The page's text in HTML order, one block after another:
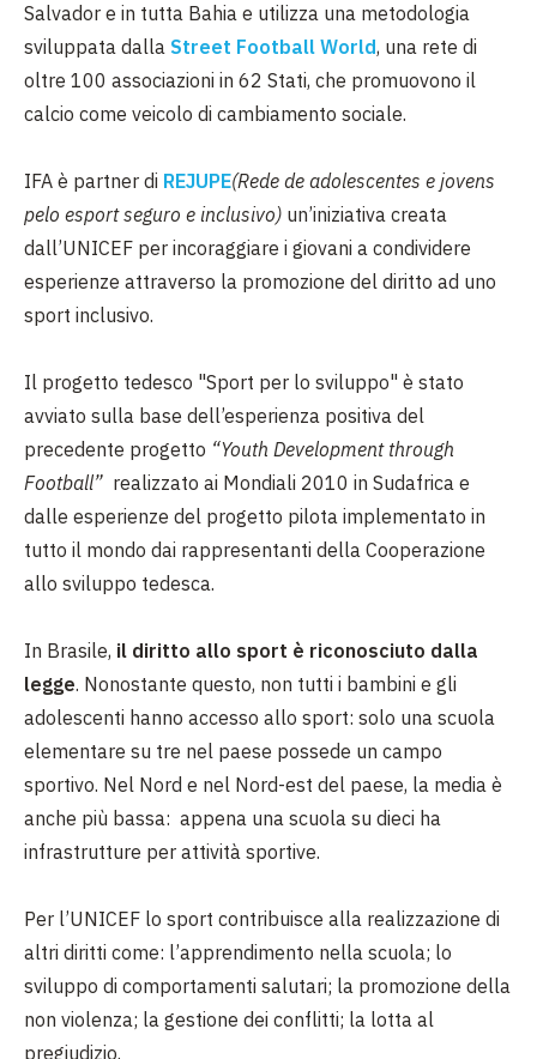
Salvador e in tutta Bahia e utilizza una metodologia
sviluppata dalla Street Football World, una rete di
oltre 100 associazioni in 62 Stati, che promuovono il
calcio come veicolo di cambiamento sociale.
IFA è partner di REJUPE(Rede de adolescentes e jovens
pelo esport seguro e inclusivo) un’iniziativa creata
dall’UNICEF per incoraggiare i giovani a condividere
esperienze attraverso la promozione del diritto ad uno
sport inclusivo.
Il progetto tedesco "Sport per lo sviluppo" è stato
avviato sulla base dell’esperienza positiva del
precedente progetto “Youth Development through
Football” realizzato ai Mondiali 2010 in Sudafrica e
dalle esperienze del progetto pilota implementato in
tutto il mondo dai rappresentanti della Cooperazione
allo sviluppo tedesca.
In Brasile, il diritto allo sport è riconosciuto dalla
legge. Nonostante questo, non tutti i bambini e gli
adolescenti hanno accesso allo sport: solo una scuola
elementare su tre nel paese possede un campo
sportivo. Nel Nord e nel Nord-est del paese, la media è
anche più bassa: appena una scuola su dieci ha
infrastrutture per attività sportive.
Per l’UNICEF lo sport contribuisce alla realizzazione di
altri diritti come: l’apprendimento nella scuola; lo
sviluppo di comportamenti salutari; la promozione della
non violenza; la gestione dei conflitti; la lotta al
pregiudizio.